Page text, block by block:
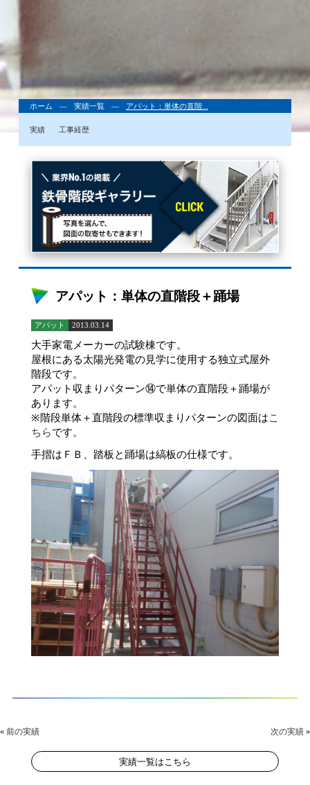
ホーム 実績一覧 アパット：単体の直階...
実績 工事経歴
アパット：単体の直階段＋踊場
アパット 2013.03.14
大手家電メーカーの試験棟です。
屋根にある太陽光発電の見学に使用する独立式屋外
階段です。
アパット収まりパターン⑭で単体の直階段＋踊場が
あります。
※階段単体＋直階段の標準収まりパターンの図面はこ
ちらです。
手摺はＦＢ、踏板と踊場は縞板の仕様です。
« 前の実績 次の実績 »
実績一覧はこちら